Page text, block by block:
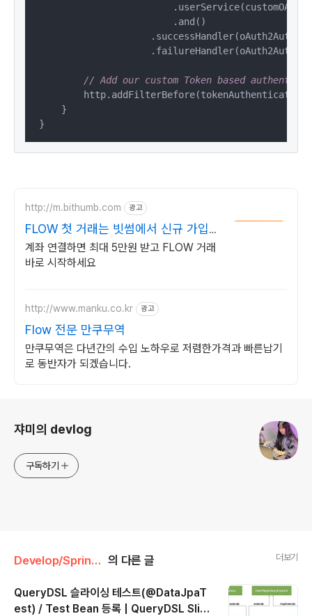
                        .and()
// Add our custom Token based
    }
}
http://m.bithumb.com 광고
FLOW 첫 거래는 빗썸에서 신규 가입
시 5만원 혜택
계좌 연결하면 최대 5만원 받고 FLOW 거래
바로 시작하세요
http://www.manku.co.kr 광고
Flow 전문 만쿠무역
만쿠무역은 다년간의 수입 노하우로 저렴한가격과 빠른납기
로 동반자가 되겠습니다.
쟈미의 devlog
구독하기
Develop/Springboot 의 다른 글 더보기
QueryDSL 슬라이싱 테스트(@DataJpaT
est) / Test Bean 등록 | QueryDSL Slici